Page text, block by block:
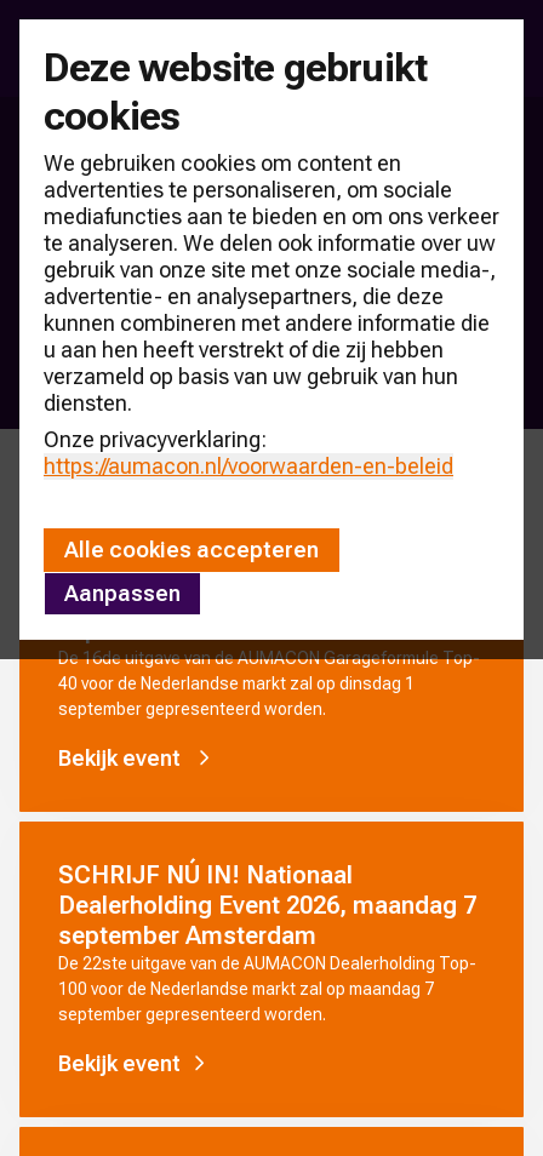
Deze website gebruikt
cookies
We gebruiken cookies om content en
advertenties te personaliseren, om sociale
mediafuncties aan te bieden en om ons verkeer
te analyseren. We delen ook informatie over uw
gebruik van onze site met onze sociale media-,
advertentie- en analysepartners, die deze
kunnen combineren met andere informatie die
u aan hen heeft verstrekt of die zij hebben
verzameld op basis van uw gebruik van hun
diensten.
Onze privacyverklaring:
https://aumacon.nl /voorwaarden-en-beleid
Alle cookies accepteren
Aanpassen
Welkom bij AUMACON
Het onafhankelijk kenniscentrum voor de
mobiliteitsector
Kennisbank CARmonitor
RDC verkoopteller
Abonneren Nieuwsbrief
Events
SCHRIJF NÚ IN! Nationaal
Garageformule Event 2026, dinsdag 1
De 16de uitgave van de AUMACON Garageformule Top-
40 voor de Nederlandse markt zal op dinsdag 1
september gepresenteerd worden.
Bekijk event
SCHRIJF NÚ IN! Nationaal
Dealerholding Event 2026, maandag 7
september Amsterdam
De 22ste uitgave van de AUMACON Dealerholding Top-
100 voor de Nederlandse markt zal op maandag 7
september gepresenteerd worden.
Bekijk event